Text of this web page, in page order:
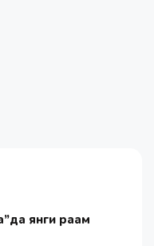
янги рақам